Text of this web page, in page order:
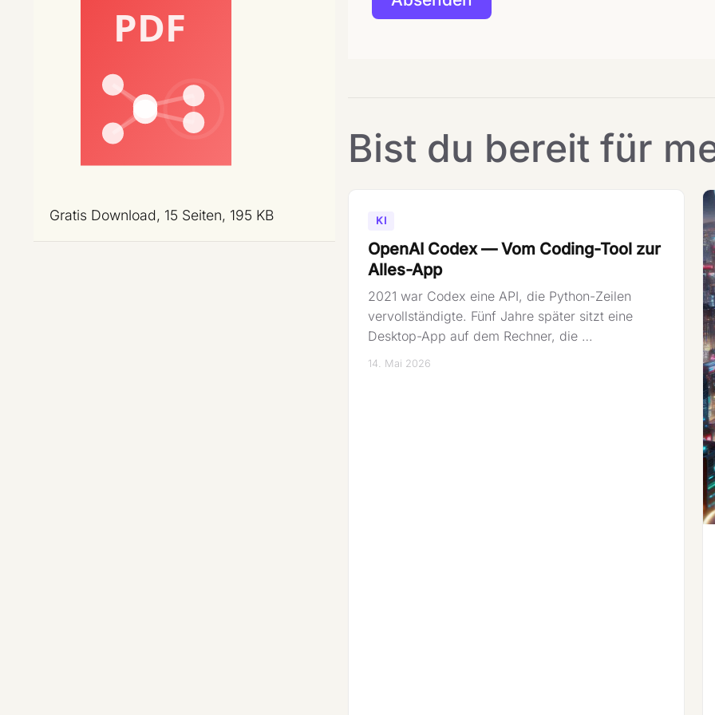
Bist du bereit für
KI
OpenAI Codex — Vom Coding-Tool zur
Alles-App
2021 war Codex eine API, die Python-Zeilen
vervollständigte. Fünf Jahre später sitzt eine
Desktop-App auf dem Rechner, die …
14. Mai 2026
Gratis Download, 15 Seiten, 195 KB